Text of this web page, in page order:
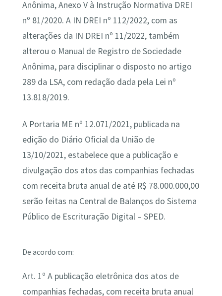
Anônima, Anexo V à Instrução Normativa DREI
nº 81/2020. A IN DREI nº 112/2022, com as
alterações da IN DREI nº 11/2022, também
alterou o Manual de Registro de Sociedade
Anônima, para disciplinar o disposto no artigo
289 da LSA, com redação dada pela Lei nº
13.818/2019.
A Portaria ME nº 12.071/2021, publicada na
edição do Diário Oficial da União de
13/10/2021, estabelece que a publicação e
divulgação dos atos das companhias fechadas
com receita bruta anual de até R$ 78.000.000,00
serão feitas na Central de Balanços do Sistema
Público de Escrituração Digital – SPED.
De acordo com:
Art. 1º A publicação eletrônica dos atos de
companhias fechadas, com receita bruta anual